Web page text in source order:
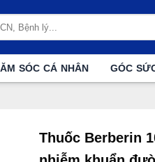
SÓC CÁ NHÂN GÓC
Thuốc Berberin